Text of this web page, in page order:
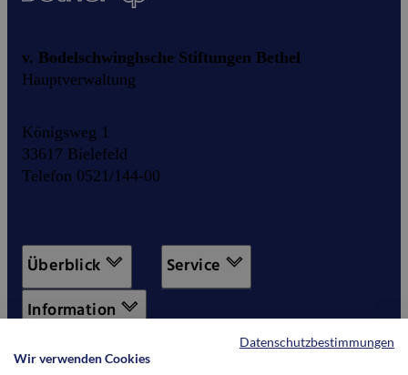
v. Bodelschwinghsche Stiftungen Bethel
Hauptverwaltung
Königsweg 1
33617 Bielefeld
Telefon 0521/144-00
Überblick
Service
Information
Datenschutzbestimmungen
Wir verwenden Cookies